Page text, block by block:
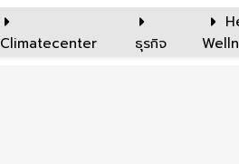
Climatecenter ธุรกิจ